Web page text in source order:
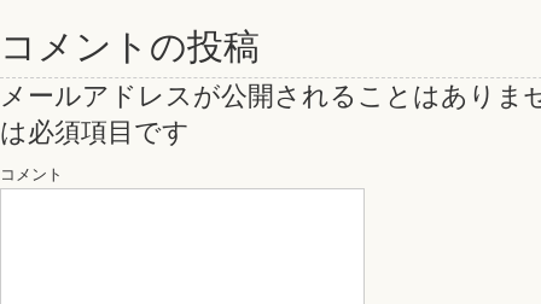
コメントの投稿
メールアドレスが公開されることはありま
は必須項目です
コメント